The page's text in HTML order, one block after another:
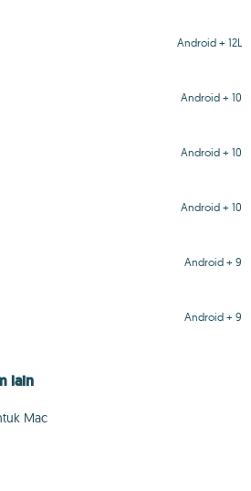
Android + 12L
Android + 10
Android + 10
Android + 10
Android + 9
Android + 9
lain
Mac